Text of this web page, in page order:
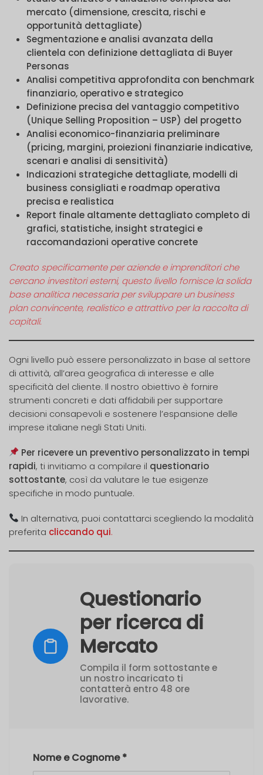
mercato (dimensione, crescita, rischi e
opportunità dettagliate)
Segmentazione e analisi avanzata della
clientela con definizione dettagliata di Buyer
Personas
Analisi competitiva approfondita con benchmark
finanziario, operativo e strategico
Definizione precisa del vantaggio competitivo
(Unique Selling Proposition – USP) del progetto
Analisi economico-finanziaria preliminare
(pricing, margini, proiezioni finanziarie indicative,
scenari e analisi di sensitività)
Indicazioni strategiche dettagliate, modelli di
business consigliati e roadmap operativa
precisa e realistica
Report finale altamente dettagliato completo di
grafici, statistiche, insight strategici e
raccomandazioni operative concrete
Creato specificamente per aziende e imprenditori che
cercano investitori esterni, questo livello fornisce la solida
base analitica necessaria per sviluppare un business
plan convincente, realistico e attrattivo per la raccolta di
capitali.
Ogni livello può essere personalizzato in base al settore
di attività, all’area geografica di interesse e alle
specificità del cliente. Il nostro obiettivo è fornire
strumenti concreti e dati affidabili per supportare
decisioni consapevoli e sostenere l’espansione delle
imprese italiane negli Stati Uniti.
Per ricevere un preventivo personalizzato in tempi
rapidi, ti invitiamo a compilare il questionario
sottostante, così da valutare le tue esigenze
specifiche in modo puntuale.
In alternativa, puoi contattarci scegliendo la modalità
preferita cliccando qui.
Questionario
per ricerca di
Mercato
Compila il form sottostante e
un nostro incaricato ti
contatterà entro 48 ore
lavorative.
Nome e Cognome*